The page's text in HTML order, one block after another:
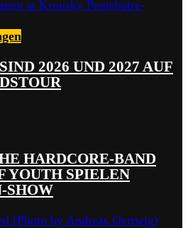
2026 UND 2027 AUF
HARDCORE-BAND
YOUTH SPIELEN
SHOW